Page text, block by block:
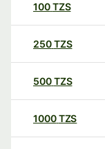
100TZS
250TZS
500TZS
1000TZS